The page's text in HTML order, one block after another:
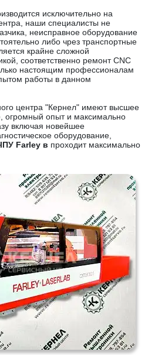
исключительно на
наши специалисты не
неисправное оборудование
либо чрез транспортные
крайне сложной
соответственно ремонт CNC
настоящим профессионалам
работы в данном
центра "Кернел" имеют высшее
огромный опыт и максимально
включая новейшее
оборудование,
Farley в проходит максимально